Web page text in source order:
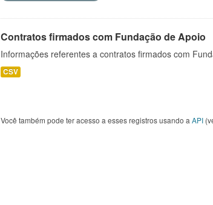
Contratos firmados com Fundação de Apoio
Informações referentes a contratos firmados com
CSV
Você também pode ter acesso a esses registros usando a API